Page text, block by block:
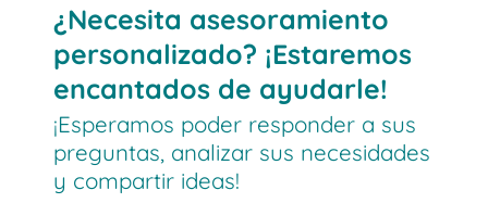
¿Necesita asesoramiento
personalizado? ¡Estaremos
encantados de ayudarle!
¡Esperamos poder responder a sus
preguntas, analizar sus necesidades
y compartir ideas!